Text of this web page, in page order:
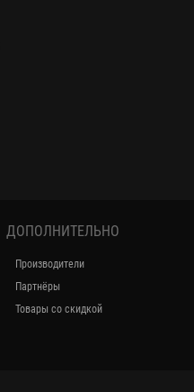
ДОПОЛНИТЕЛЬНО
Производители
Партнёры
Товары со скидкой